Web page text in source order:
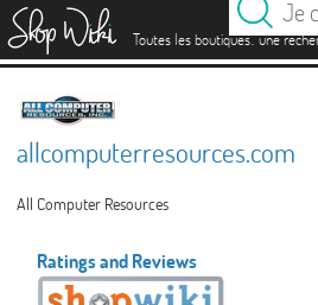
Toutes les boutiques.une
allcomputerresources.com
All Computer Resources
Ratings and Reviews